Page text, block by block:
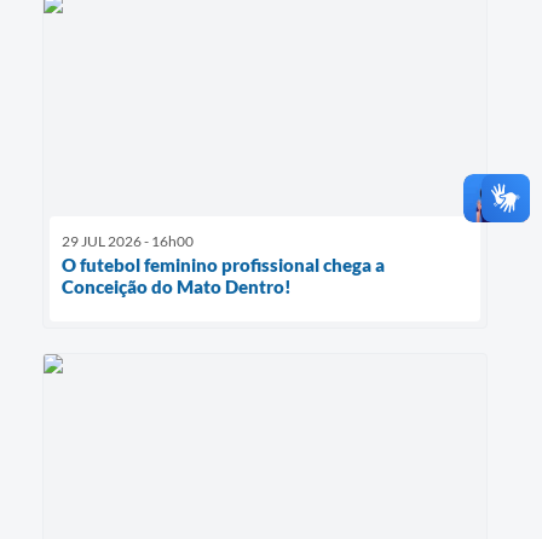
29 JUL 2026 - 16h00
O futebol feminino profissional chega a
Conceição do Mato Dentro!